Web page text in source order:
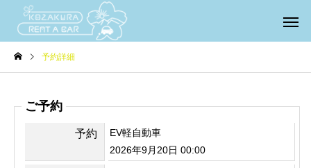
予約詳細
ご予約
予約
EV軽自動車
2026年9月20日 00:00